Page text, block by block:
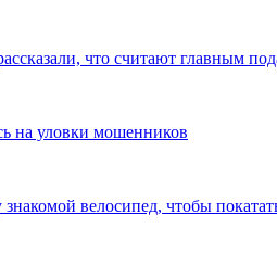
что считают главным
на уловки мошенников
велосипед, чтобы